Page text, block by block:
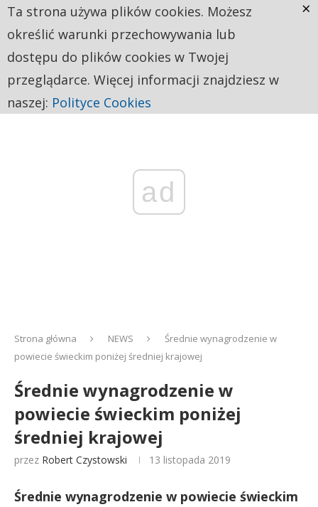
ad
Strona główna NEWS
Średnie wynagrodzenie w
powiecie świeckim poniżej średniej krajowej
Średnie wynagrodzenie w
powiecie świeckim poniżej
średniej krajowej
przez Robert Czystowski 13 listopada 2019
Średnie wynagrodzenie w powiecie świeckim
Ta strona używa plików cookies. Możesz
określić warunki przechowywania lub
dostępu do plików cookies w Twojej
przeglądarce. Więcej informacji znajdziesz w
naszej: Polityce Cookies
×